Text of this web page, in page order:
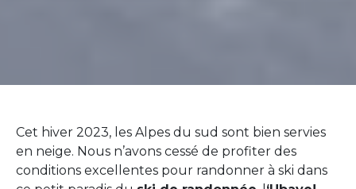
Cet hiver 2023, les Alpes du sud sont bien servies
en neige. Nous n’avons cessé de profiter des
conditions excellentes pour randonner à ski dans